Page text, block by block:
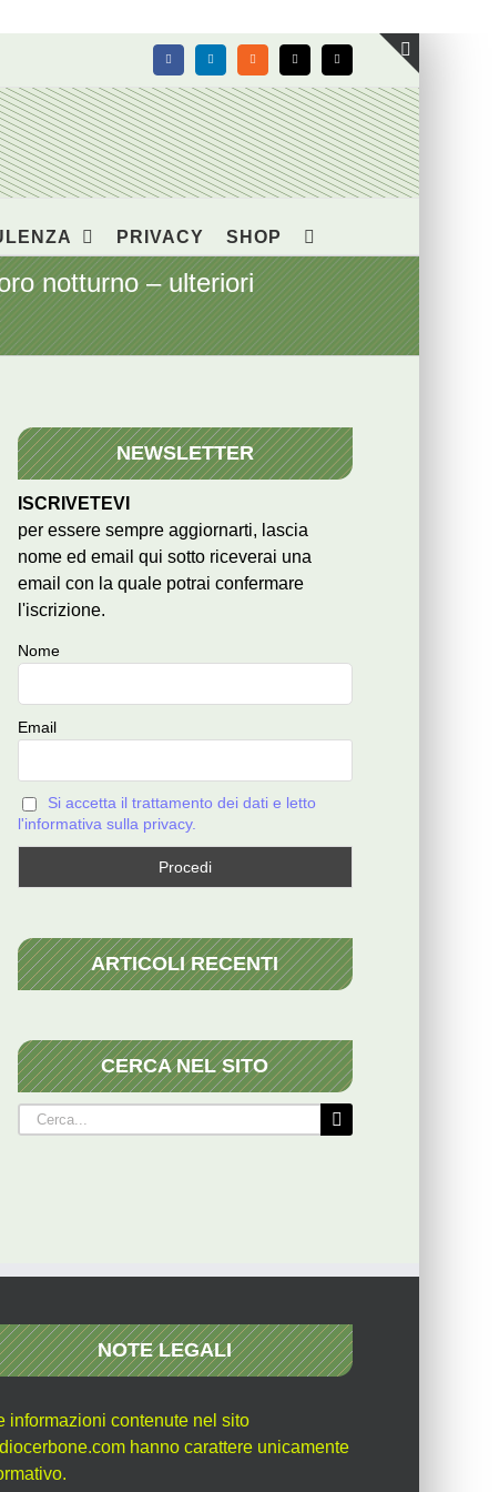
FacebookLinkedIn Rss X Email
PRIVACY SHOP
notturno – ulteriori
NEWSLETTER
ISCRIVETEVI
per essere sempre aggiornarti, lascia
nome ed email qui sotto riceverai una
email con la quale potrai confermare
l'iscrizione.
Nome
Email
Si accetta il trattamento dei dati e letto
l'informativa sulla privacy.
ARTICOLI RECENTI
CERCA NEL SITO
Cerca
per:
NOTE LEGALI
informazioni contenute nel sito
hanno carattere unicamente
Toggle
area
barra
scorrevole